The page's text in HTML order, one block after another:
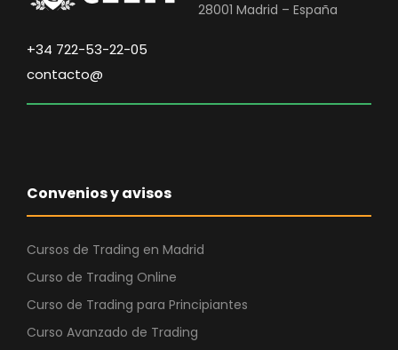
28001 Madrid – España
+34 722-53-22-05
contacto@
Convenios y avisos
Cursos de Trading en Madrid
Curso de Trading Online
Curso de Trading para Principiantes
Curso Avanzado de Trading